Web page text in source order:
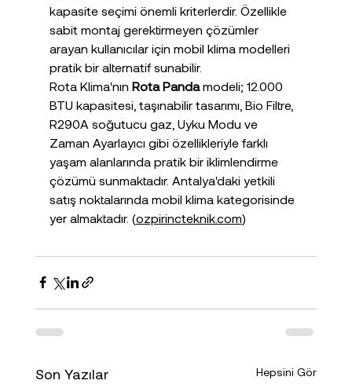
kapasite seçimi önemli kriterlerdir. Özellikle
sabit montaj gerektirmeyen çözümler
arayan kullanıcılar için mobil klima modelleri
pratik bir alternatif sunabilir.
Rota Klima'nın Rota Panda modeli; 12.000
BTU kapasitesi, taşınabilir tasarımı, Bio Filtre,
R290A soğutucu gaz, Uyku Modu ve
Zaman Ayarlayıcı gibi özellikleriyle farklı
yaşam alanlarında pratik bir iklimlendirme
çözümü sunmaktadır. Antalya'daki yetkili
satış noktalarında mobil klima kategorisinde
yer almaktadır. (ozpirincteknik.com)
Son Yazılar Hepsini Gör